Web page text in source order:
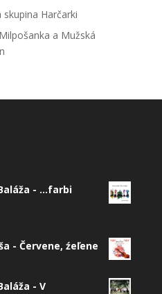
Harčarki
a Mužská
- ...farbi
- Červene, źeľene
- V